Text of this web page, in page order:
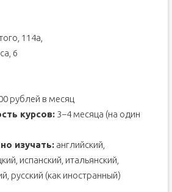
114а,
6
рублей в месяц
курсов:3−4 месяца (на один
изучать:английский,
испанский, итальянский,
русский (как иностранный)